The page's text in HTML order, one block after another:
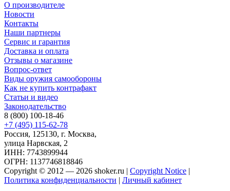
О производителе
Новости
Контакты
Наши партнеры
Сервис и гарантия
Доставка и оплата
Отзывы о магазине
Вопрос-ответ
Виды оружия самообороны
Как не купить контрафакт
Статьи и видео
Законодательство
8 (800) 100-18-46
+7 (495) 115-62-78
Россия, 125130, г. Москва,
улица Нарвская, 2
ИНН: 7743899944
ОГРН: 1137746818846
Copyright © 2012 — 2026 shoker.ru | Copyright Notice |
Политика конфиденциальности | Личный кабинет